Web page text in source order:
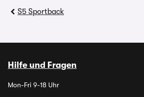
S5 Sportback
Hilfe und Fragen
Mon-Fri 9-18 Uhr